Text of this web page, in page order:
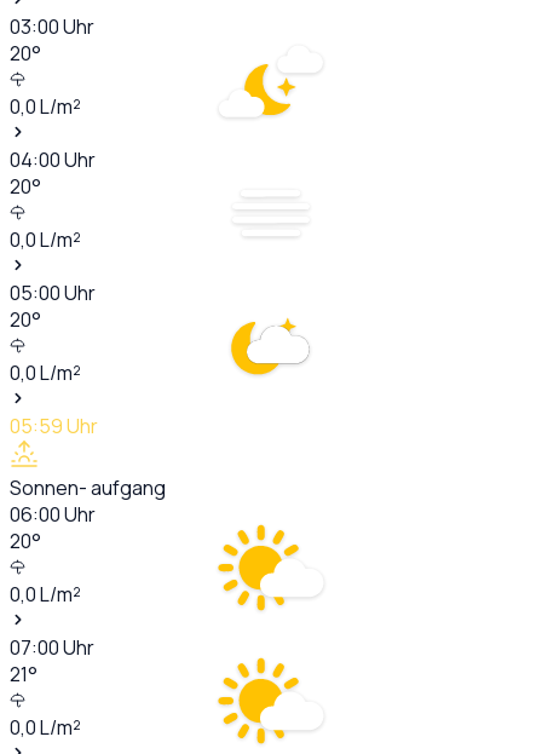
03:00Uhr
20°
0,0L/m²
04:00Uhr
20°
0,0L/m²
05:00Uhr
20°
0,0L/m²
05:59Uhr
Sonnen- aufgang
06:00Uhr
20°
0,0L/m²
07:00Uhr
21°
0,0L/m²